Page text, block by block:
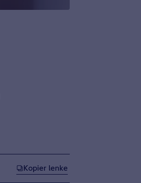
Kopier lenke